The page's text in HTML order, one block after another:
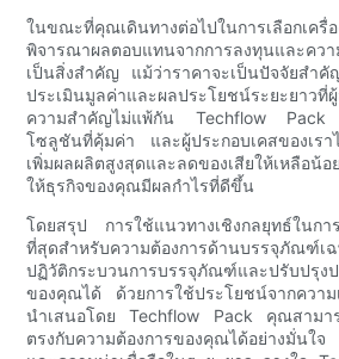
ในขณะที่คุณเดินทางต่อไปในการเลือกเครื่
พิจารณาผลตอบแทนจากการลงทุนและควา
เป็นสิ่งสำคัญ แม้ว่าราคาจะเป็นปัจจัยสำ
ประเมินมูลค่าและผลประโยชน์ระยะยาวที่ผู้
ความสำคัญไม่แพ้กัน Techflow Pack เ
โซลูชันที่คุ้มค่า และผู้ประกอบเคสของเรา
เพิ่มผลผลิตสูงสุดและลดของเสียให้เหลือน้
ให้ธุรกิจของคุณมีผลกำไรที่ดีขึ้น
โดยสรุป การใช้แนวทางเชิงกลยุทธ์ในการ
ที่สุดสำหรับความต้องการด้านบรรจุภัณฑ์เ
ปฏิวัติกระบวนการบรรจุภัณฑ์และปรับปรุง
ของคุณได้ ด้วยการใช้ประโยชน์จากควา
นำเสนอโดย Techflow Pack คุณสามาร
ตรงกับความต้องการของคุณได้อย่างมั่น